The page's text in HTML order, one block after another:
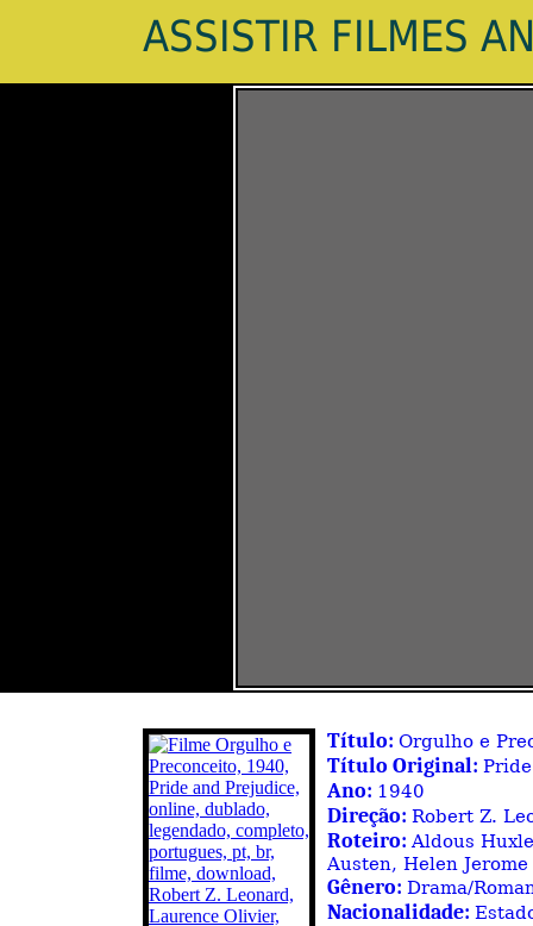
ASSISTIR FILMES
Título: Orgulho e
Título Original:
Ano: 1940
Direção: Robert Z.
Roteiro:Aldous
Austen, Helen Jerome
Gênero: Drama/
Nacionalidade: